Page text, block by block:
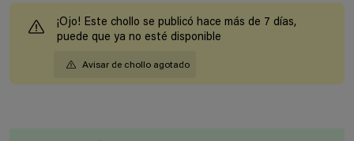
¡Ojo! Este chollo se publicó hace más de 7 días,
puede que ya no esté disponible
Avisar de chollo agotado